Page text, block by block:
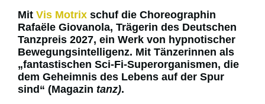
Mit Vis Motrix schuf die Choreographin
Rafaële Giovanola, Trägerin des Deutschen
Tanzpreis 2027, ein Werk von hypnotischer
Bewegungsintelligenz. Mit Tänzerinnen als
„fantastischen Sci-Fi-Superorganismen, die
dem Geheimnis des Lebens auf der Spur
sind“ (Magazin tanz).